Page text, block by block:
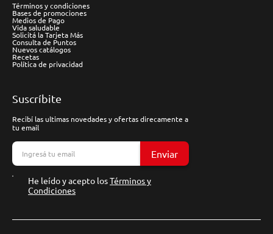
Términos y condiciones
Bases de promociones
Medios de Pago
Vida saludable
Solicitá la Tarjeta Más
Consulta de Puntos
Nuevos catálogos
Recetas
Política de privacidad
Suscríbite
Recibí las ultimas novedades y ofertas direcamente a
tu email
Enviar
He leído y acepto losTérminos y
Condiciones